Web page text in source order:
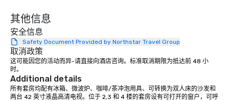
其他信息
安全信息
Safety Document Provided by Northstar Travel Group
取消政策
这可能因您的活动而异-请直接向酒店咨询。标准取消期限为抵达前 48 小
时。
Additional details
所有套房均配有冰箱、微波炉、咖啡/茶冲泡用具、可转换为双人床的沙发和
两台 42 英寸液晶高清电视。位于 2,3 和 4 楼的套房设有可打开的窗户，可呼